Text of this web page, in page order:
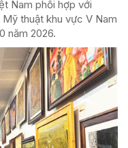
Nam phối hợp với
thuật khu vực V Nam
năm 2026.